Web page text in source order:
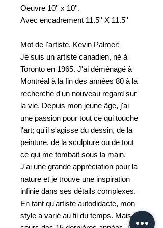
Oeuvre 10'' x 10''.
Avec encadrement 11.5'' X 11.5''
Mot de l'artiste, Kevin Palmer:
Je suis un artiste canadien, né à
Toronto en 1965. J'ai déménagé à
Montréal à la fin des années 80 à la
recherche d'un nouveau regard sur
la vie. Depuis mon jeune âge, j'ai
une passion pour tout ce qui touche
l'art; qu'il s'agisse du dessin, de la
peinture, de la sculpture ou de tout
ce qui me tombait sous la main.
J'ai une grande appréciation pour la
nature et je trouve une inspiration
infinie dans ses détails complexes.
En tant qu'artiste autodidacte, mon
style a varié au fil du temps. Mais au